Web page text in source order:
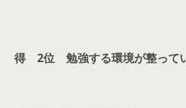
得 2位 勉強する環境が整って